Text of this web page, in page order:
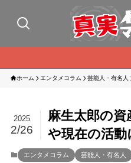
ホーム エンタメコラム 芸能人・有名人
麻生太郎の資
や現在の活
2025
2/26
エンタメコラム 芸能人・有名人